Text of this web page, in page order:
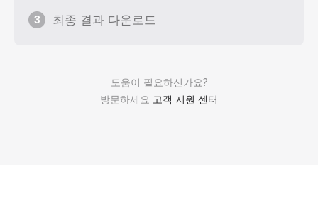
도움이 필요하신가요?
방문하세요 고객 지원 센터
3 최종 결과 다운로드